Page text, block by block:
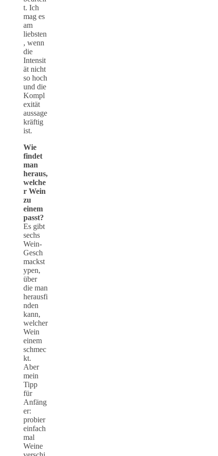
t. Ich
mag es
am
liebsten
, wenn
die
Intensit
ät nicht
so hoch
und die
Kompl
exität
aussage
kräftig
ist.
Wie
findet
man
heraus,
welche
r Wein
zu
einem
passt?
Es gibt
sechs
Wein-
Gesch
mackst
ypen,
über
die man
herausfi
nden
kann,
welcher
Wein
einem
schmec
kt.
Aber
mein
Tipp
für
Anfäng
er:
probier
einfach
mal
Weine